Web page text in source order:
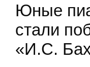
Юные
стали
«И.С.